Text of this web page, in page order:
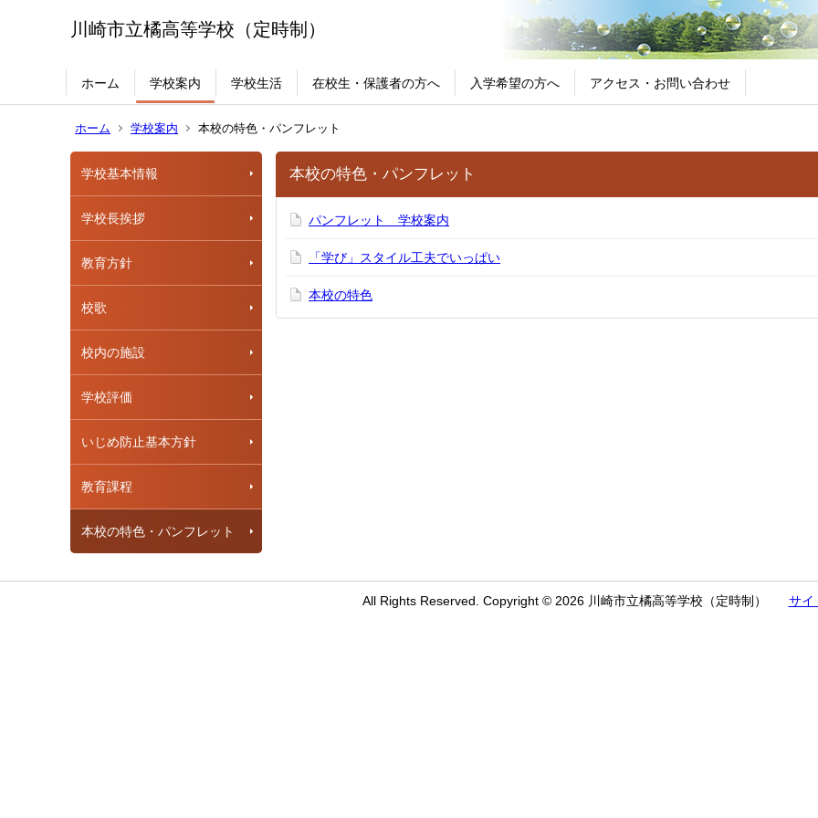
川崎市立橘高等学校（定時制）
ホーム 学校案内 学校生活 在校生・保護者の方へ 入学希望の方へ アクセス・お問い合わせ
ホーム 学校案内 本校の特色・パンフレット
学校基本情報
学校長挨拶
教育方針
校歌
校内の施設
学校評価
いじめ防止基本方針
教育課程
本校の特色・パンフレット
本校の特色・パンフレット
パンフレット 学校案内
「学び」スタイル工夫でいっぱい
本校の特色
All Rights Reserved. Copyright © 2026 川崎市立橘高等学校（定時制） サイ